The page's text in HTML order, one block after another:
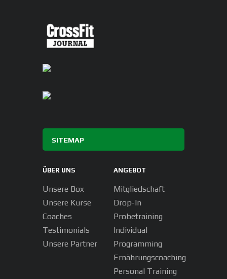
SITEMAP
ÜBER UNS
Unsere Box
Unsere Kurse
Coaches
Testimonials
Unsere Partner
ANGEBOT
Mitgliedschaft
Drop-In
Probetraining
Individual
Programming
Ernährungscoaching
Personal Training